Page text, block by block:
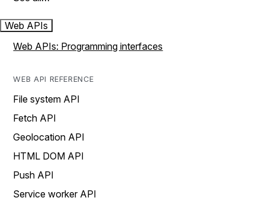
Web APIs
Web APIs: Programming interfaces
WEB API REFERENCE
File system API
Fetch API
Geolocation API
HTML DOM API
Push API
Service worker API